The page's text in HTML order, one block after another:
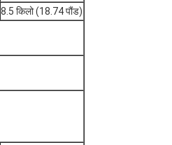
8.5 किलो (18.74 पौंड)